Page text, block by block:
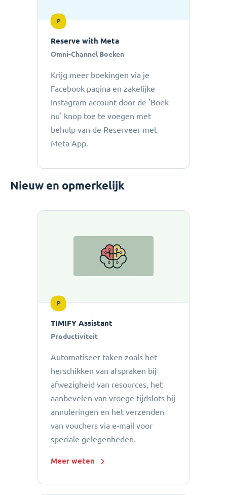
P
Reserve with Meta
Omni-Channel Boeken
Krijg meer boekingen via je
Facebook pagina en zakelijke
Instagram account door de 'Boek
nu' knop toe te voegen met
behulp van de Reserveer met
Meta App.
Nieuw en opmerkelijk
P
TIMIFY Assistant
Productiviteit
Automatiseer taken zoals het
herschikken van afspraken bij
afwezigheid van resources, het
aanbevelen van vroege tijdslots bij
annuleringen en het verzenden
van vouchers via e-mail voor
speciale gelegenheden.
Meer weten